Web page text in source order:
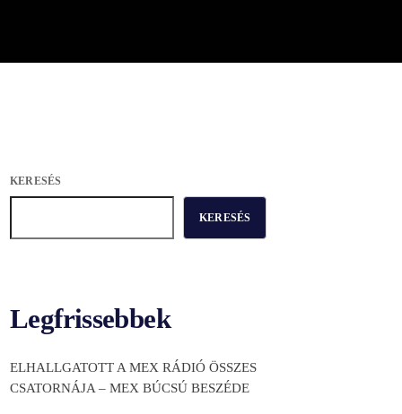
KERESÉS
KERESÉS
Legfrissebbek
ELHALLGATOTT A MEX RÁDIÓ ÖSSZES
CSATORNÁJA – MEX BÚCSÚ BESZÉDE